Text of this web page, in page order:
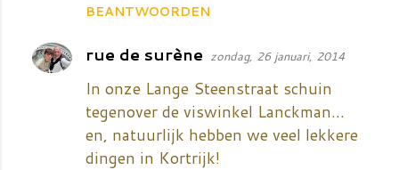
e
BEANTWOORDEN
rue de surène zondag, 26 januari, 2014
In onze Lange Steenstraat schuin
tegenover de viswinkel Lanckman...
en, natuurlijk hebben we veel lekkere
dingen in Kortrijk!